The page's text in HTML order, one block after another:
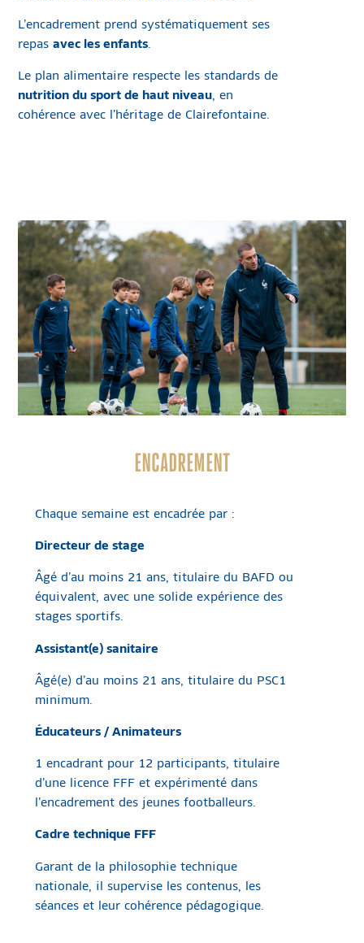
L’encadrement prend systématiquement ses
repasavec les enfants
Le plan alimentaire respecte les standards de
nutrition du sport de haut niveau , en
cohérence avec l’héritage de Clairefontaine.
ENCADREMENT
Chaque semaine est encadrée par :
Directeur de stage
Âgé d’au moins 21 ans, titulaire du BAFD ou
équivalent, avec une solide expérience des
stages sportifs.
Assistant(e) sanitaire
Âgé(e) d’au moins 21 ans, titulaire du PSC1
minimum.
Éducateurs / Animateurs
1 encadrant pour 12 participants, titulaire
d’une licence FFF et expérimenté dans
l’encadrement des jeunes footballeurs.
Cadre technique FFF
Garant de la philosophie technique
nationale, il supervise les contenus, les
séances et leur cohérence pédagogique.